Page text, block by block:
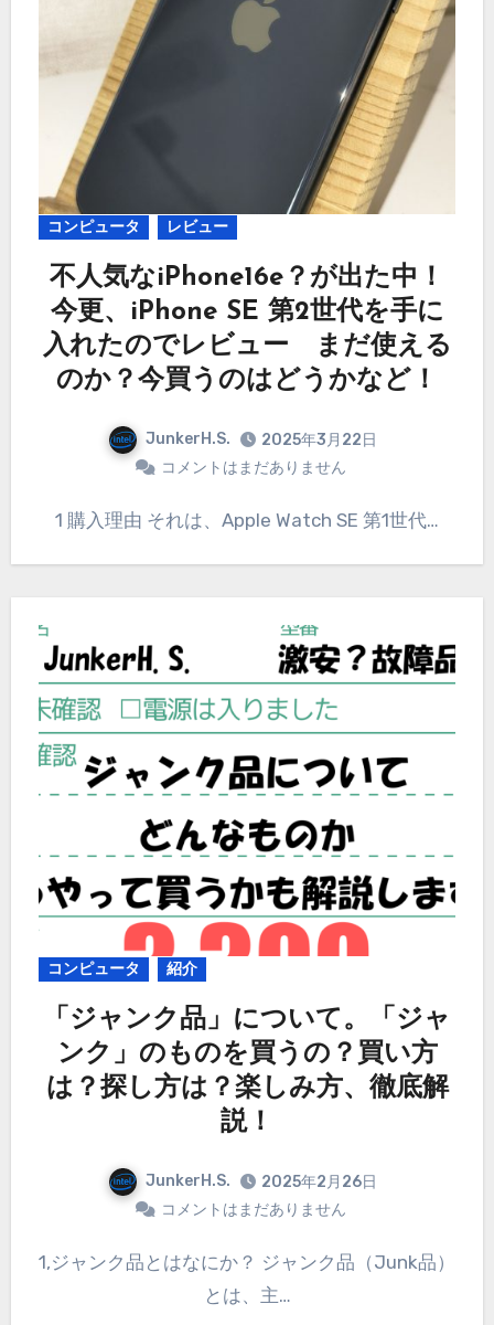
コンピュータ レビュー
不人気なiPhone16e？が出た中！
今更、iPhone SE 第2世代を手に
入れたのでレビュー まだ使える
のか？今買うのはどうかなど！
JunkerH.S.
2025年3月22日
コメントはまだありません
1 購入理由 それは、Apple Watch SE 第1世代…
コンピュータ 紹介
「ジャンク品」について。「ジャ
ンク」のものを買うの？買い方
は？探し方は？楽しみ方、徹底解
説！
JunkerH.S.
2025年2月26日
コメントはまだありません
1,ジャンク品とはなにか？ ジャンク品（Junk品）
とは、主…